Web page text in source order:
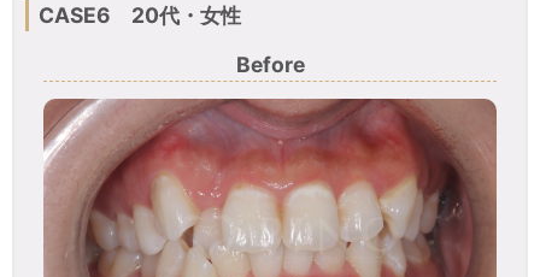
CASE6 20代・女性
Before